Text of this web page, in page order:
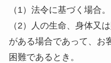
（1）法令に基づく場合。
（2）人の生命、身体又
がある場合であって、お
困難であるとき。